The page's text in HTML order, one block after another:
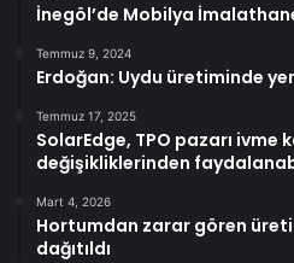
İnegöl’de Mobilya
Temmuz 9, 2024
Erdoğan: Uydu üretiminde
Temmuz 17, 2025
SolarEdge, TPO pazarı ivme
değişikliklerinden
Mart 4, 2026
Hortumdan zarar gören
dağıtıldı